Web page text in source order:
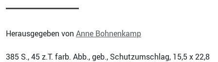
Herausgegeben von Anne Bohnenkamp
385 S., 45 z.T. farb. Abb., geb., Schutzumschlag, 15,5 x 22,8